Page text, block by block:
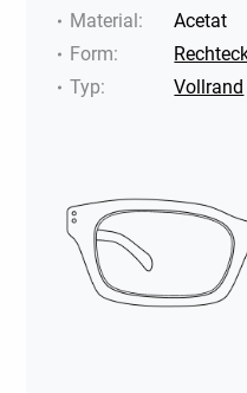
Material:
Acetat
Form:
Typ: Vollrand